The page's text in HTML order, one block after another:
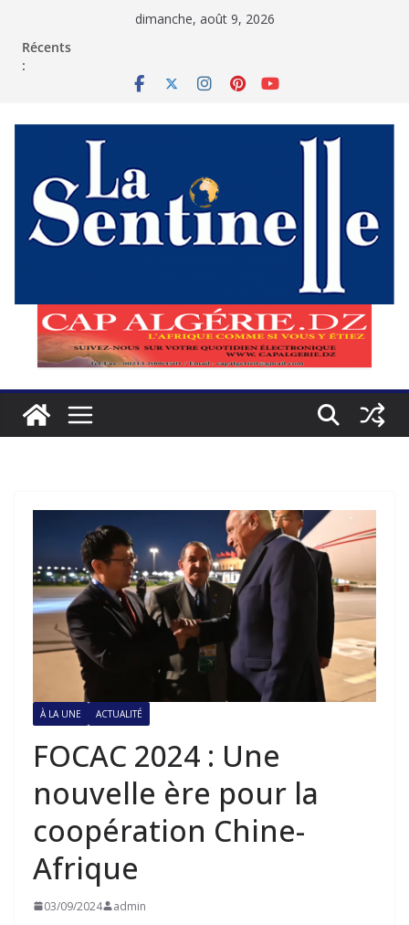
dimanche, août 9, 2026
Récents
:
À LA UNE ACTUALITÉ
FOCAC 2024 : Une
nouvelle ère pour la
coopération Chine-
Afrique
03/09/2024 admin